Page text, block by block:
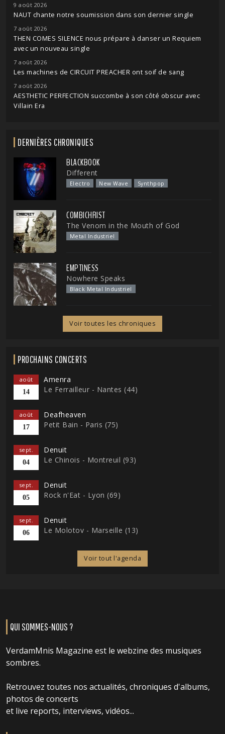
9 août 2026
NAUT chante notre soumission dans son dernier single
7 août 2026
THEN COMES SILENCE nous prépare à danser un Requiem
avec un nouveau single
7 août 2026
Les machines de CIRCUIT PREACHER ont soif de sang
7 août 2026
AESTHETIC PERFECTION succombe à son côté obscur avec
Villain Era
DERNIÈRES CHRONIQUES
BLACKBOOK
Different
Electro New Wave Synthpop
COMBICHRIST
The Venom in the Mouth of God
Metal Industriel
EMPTINESS
Nowhere Speaks
Black Metal Industriel
Voir toutes les chroniques
PROCHAINS CONCERTS
août
14
Amenra
Le Ferrailleur - Nantes (44)
août
17
Deafheaven
Petit Bain - Paris (75)
sept.
04
Denuit
Le Chinois - Montreuil (93)
sept.
05
Denuit
Rock n'Eat - Lyon (69)
sept.
06
Denuit
Le Molotov - Marseille (13)
Voir tout l'agenda
QUI SOMMES-NOUS ?
VerdamMnis Magazine est le webzine des musiques
sombres.
Retrouvez toutes nos actualités, chroniques d'albums,
photos de concerts
et live reports, interviews, vidéos...